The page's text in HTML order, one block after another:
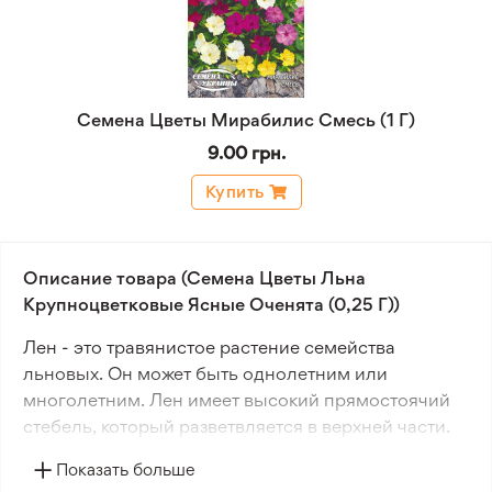
Семена Цветы Мирабилис Смесь (1 Г)
9.00 грн.
Купить
Описание товара (Семена Цветы Льна
Крупноцветковые Ясные Оченята (0,25 Г))
Лен - это травянистое растение семейства
льновых. Он может быть однолетним или
многолетним. Лен имеет высокий прямостоячий
стебель, который разветвляется в верхней части.
более.Показать больше